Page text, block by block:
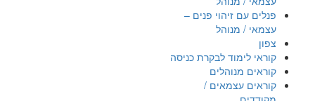
פנלים עם זיהוי פנים –
עצמאי / מנוהל
צפון
קוראי לימוד לבקרת כניסה
קוראים מנוהלים
קוראים עצמאים /